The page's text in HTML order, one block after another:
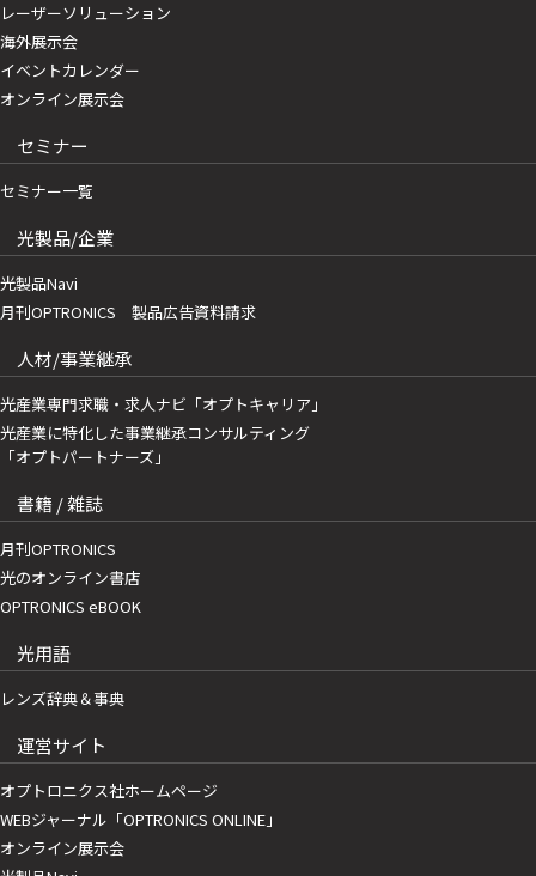
レーザーソリューション
海外展示会
イベントカレンダー
オンライン展示会
セミナー
セミナー一覧
光製品/企業
光製品Navi
月刊OPTRONICS 製品広告資料請求
人材/事業継承
光産業専門求職・求人ナビ「オプトキャリア」
光産業に特化した事業継承コンサルティング
「オプトパートナーズ」
書籍 / 雑誌
月刊OPTRONICS
光のオンライン書店
OPTRONICS eBOOK
光用語
レンズ辞典＆事典
運営サイト
オプトロニクス社ホームページ
WEBジャーナル「OPTRONICS ONLINE」
オンライン展示会